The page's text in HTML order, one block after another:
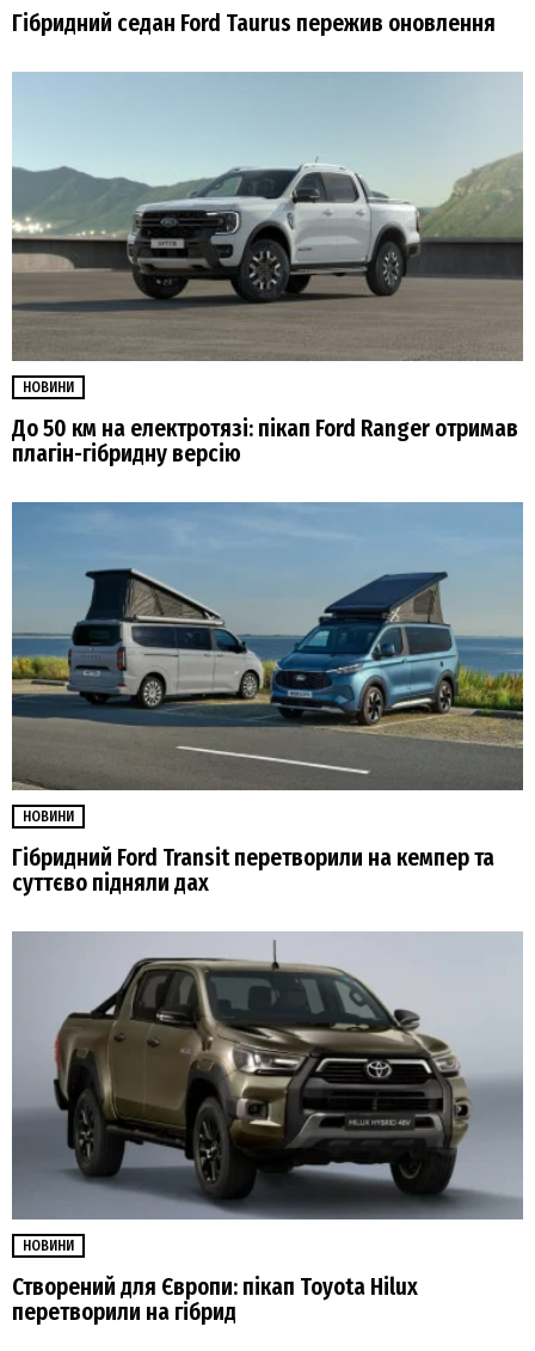
Гібридний седан Ford Taurus пережив оновлення
НОВИНИ
До 50 км на електротязі: пікап Ford Ranger отримав
плагін-гібридну версію
НОВИНИ
Гібридний Ford Transit перетворили на кемпер та
суттєво підняли дах
НОВИНИ
Створений для Європи: пікап Toyota Hilux
перетворили на гібрид